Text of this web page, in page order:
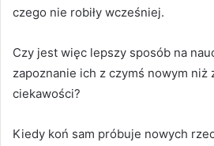
czego nie robiły wcześniej.
Czy jest więc lepszy sposób na
zapoznanie ich z czymś nowym niż
ciekawości?
Kiedy koń sam próbuje nowych